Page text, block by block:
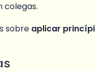
colegas.
sobre aplicar